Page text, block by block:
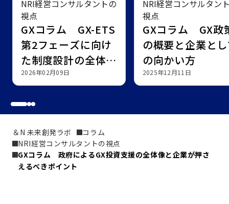
NRI経営コンサルタントの
視点
GXコラム GX-ETS
第2フェーズに向け
た制度設計の全体像
と検討すべき対応
2026年02月09日
NRI経営コンサルタン
視点
GXコラム GX政
の概要と企業と
の向かい方
2025年12月11日
＆N 未来創発ラボ
コラム
NRI経営コンサルタントの視点
GXコラム　政府によるGX投資支援の全体像と企業が押さ
えるべきポイント